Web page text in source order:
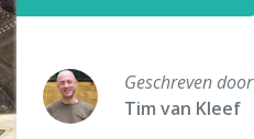
Geschreven door
Tim van Kleef